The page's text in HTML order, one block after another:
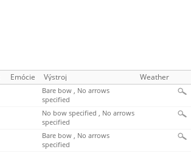
Emócie Výstroj Weather
Bare bow , No arrows
specified
No bow specified , No arrows
specified
Bare bow , No arrows
specified